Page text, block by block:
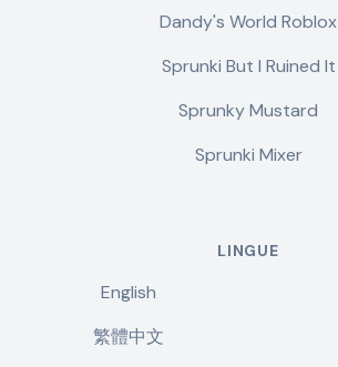
Dandy's World Roblox
Sprunki But I Ruined It
Sprunky Mustard
Sprunki Mixer
LINGUE
English
繁體中文